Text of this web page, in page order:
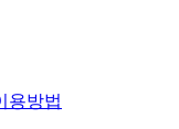
용방법